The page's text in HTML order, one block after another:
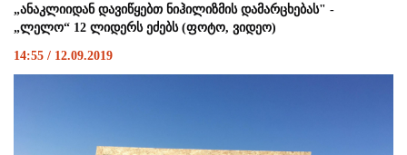
„ანაკლიიდან დავიწყებთ ნიჰილიზმის დამარცხებას" -
„ლელო“ 12 ლიდერს ეძებს (ფოტო, ვიდეო)
14:55 / 12.09.2019